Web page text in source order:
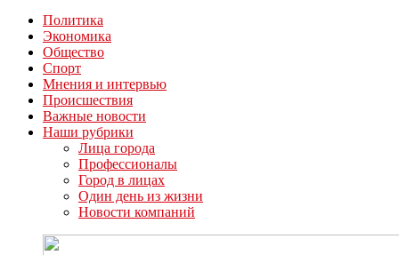
Политика
Экономика
Общество
Спорт
Мнения и интервью
Происшествия
Важные новости
Наши рубрики
Лица города
Профессионалы
Город в лицах
Один день из жизни
Новости компаний